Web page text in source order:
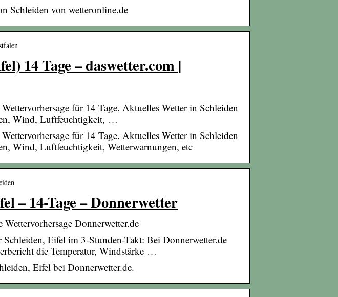
Schleiden von wetteronline.de
14 Tage – daswetter.com |
für 14 Tage. Aktuelles Wetter in Schleiden
Wind, Luftfeuchtigkeit, …
für 14 Tage. Aktuelles Wetter in Schleiden
Wind, Luftfeuchtigkeit, Wetterwarnungen, etc
– 14-Tage – Donnerwetter
Donnerwetter.de
Schleiden, Eifel im 3-Stunden-Takt: Bei Donnerwetter.de
die Temperatur, Windstärke …
Eifel bei Donnerwetter.de.